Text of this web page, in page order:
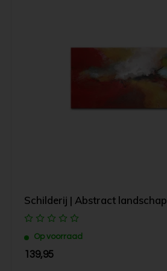
Schilderij | Abstract landschap
Op voorraad
139,95